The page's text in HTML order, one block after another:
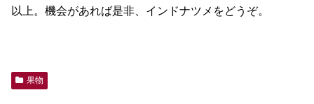
以上。機会があれば是非、インドナツメをどうぞ。
果物